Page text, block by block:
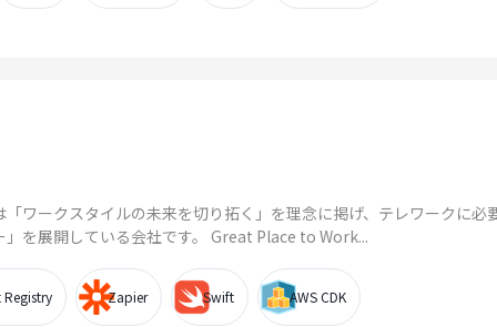
ワークスタイルの未来を切り拓く」を理念に掲げ、テレワークに必
を展開している会社です。 Great Place to Work...
Zapier Swift AWS CDK